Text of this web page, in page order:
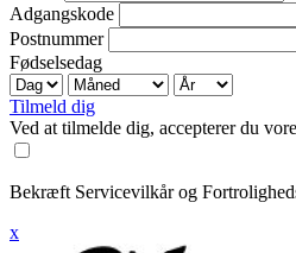
Adgangskode
Postnummer
Fødselsedag
Tilmeld dig
Ved at tilmelde dig, accepterer du
Bekræft Servicevilkår og
x